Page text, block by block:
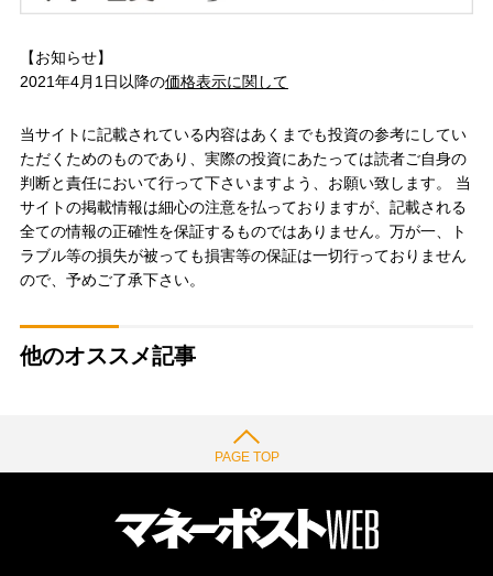
【お知らせ】
2021年4月1日以降の価格表示に関して
当サイトに記載されている内容はあくまでも投資の参考にしてい
ただくためのものであり、実際の投資にあたっては読者ご自身の
判断と責任において行って下さいますよう、お願い致します。 当
サイトの掲載情報は細心の注意を払っておりますが、記載される
全ての情報の正確性を保証するものではありません。万が一、ト
ラブル等の損失が被っても損害等の保証は一切行っておりません
ので、予めご了承下さい。
他のオススメ記事
PAGE TOP